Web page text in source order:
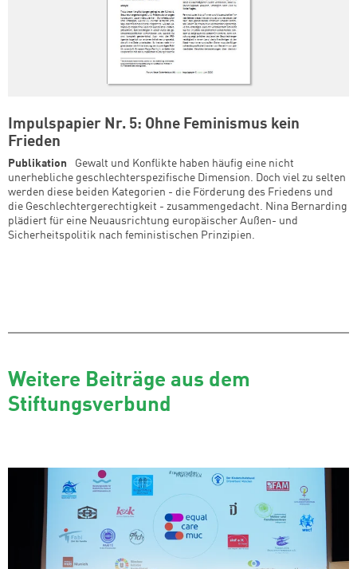
Impulspapier Nr. 5: Ohne Feminismus kein
Frieden
Publikation
Gewalt und Konflikte haben häufig eine nicht
unerhebliche geschlechterspezifische Dimension. Doch viel zu selten
werden diese beiden Kategorien - die Förderung des Friedens und
die Geschlechtergerechtigkeit - zusammengedacht. Nina Bernarding
plädiert für eine Neuausrichtung europäischer Außen- und
Sicherheitspolitik nach feministischen Prinzipien.
Weitere Beiträge aus dem
Stiftungsverbund